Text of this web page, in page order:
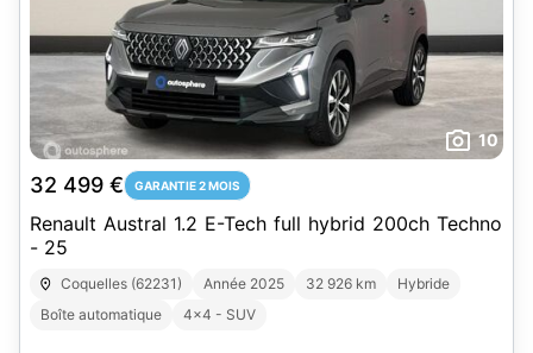
10
32 499 € GARANTIE 2 MOIS
Renault Austral 1.2 E-Tech full hybrid 200ch Techno
- 25
Coquelles (62231) Année 2025 32 926 km
Hybride
Boîte automatique
4x4 - SUV